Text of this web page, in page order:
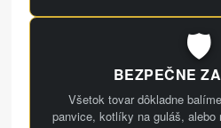
🛡️
BEZPEČNE
Všetok tovar dôkladne
panvice, kotlíky na guláš, alebo